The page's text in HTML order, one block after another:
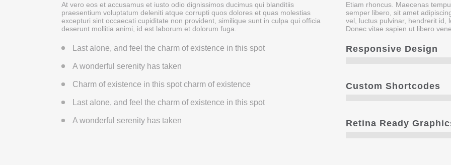
At vero eos et accusamus et iusto odio dignissimos ducimus qui blanditiis
praesentium voluptatum deleniti atque corrupti quos dolores et quas molestias
excepturi sint occaecati cupiditate non provident, similique sunt in culpa qui officia
deserunt mollitia animi, id est laborum et dolorum fuga.
Last alone, and feel the charm of existence in this spot
A wonderful serenity has taken
Charm of existence in this spot charm of existence
Last alone, and feel the charm of existence in this spot
A wonderful serenity has taken
Etiam rhoncus. Maecenas
semper libero, sit amet
vel, luctus pulvinar, hendrerit id,
Donec vitae sapien ut libero
Responsive Design
Custom Shortcodes
Retina Ready